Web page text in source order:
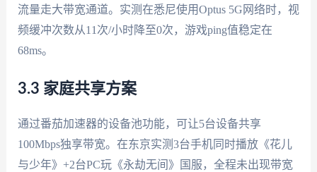
流量走大带宽通道。实测在悉尼使用Optus 5G网络时，视
频缓冲次数从11次/小时降至0次，游戏ping值稳定在
68ms。
3.3 家庭共享方案
通过番茄加速器的设备池功能，可让5台设备共享
100Mbps独享带宽。在东京实测3台手机同时播放《花儿
与少年》+2台PC玩《永劫无间》国服，全程未出现带宽